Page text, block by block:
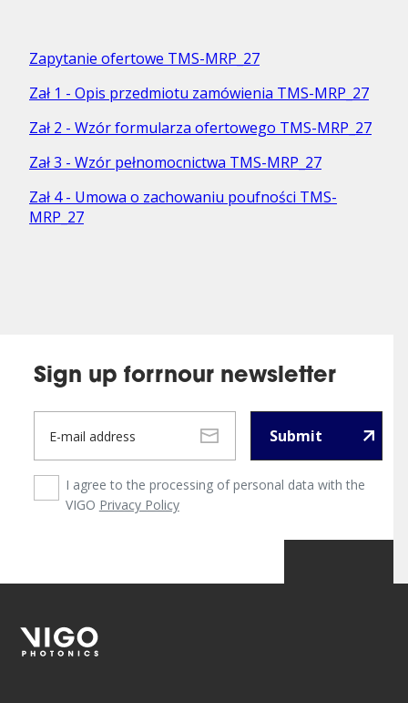
Zapytanie ofertowe TMS-MRP_27
Zał 1 - Opis przedmiotu zamówienia TMS-MRP_27
Zał 2 - Wzór formularza ofertowego TMS-MRP_27
Zał 3 - Wzór pełnomocnictwa TMS-MRP_27
Zał 4 - Umowa o zachowaniu poufności TMS-
MRP_27
Sign up forrnour newsletter
Submit
I agree to the processing of personal data with the
VIGO Privacy Policy